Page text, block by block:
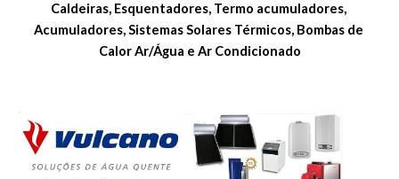
Caldeiras, Esquentadores, Termo acumuladores,
Acumuladores, Sistemas Solares Térmicos, Bombas de
Calor Ar/Água e Ar Condicionado